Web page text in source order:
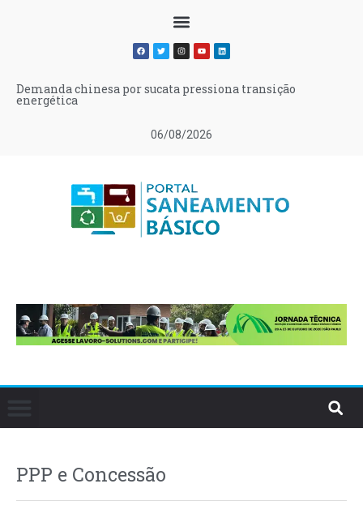
06/08/2026
Demanda chinesa por sucata pressiona transição
energética
PPP e Concessão